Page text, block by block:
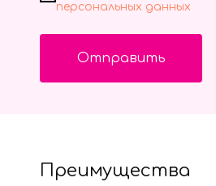
персональных данных
Отправить
Преимущества